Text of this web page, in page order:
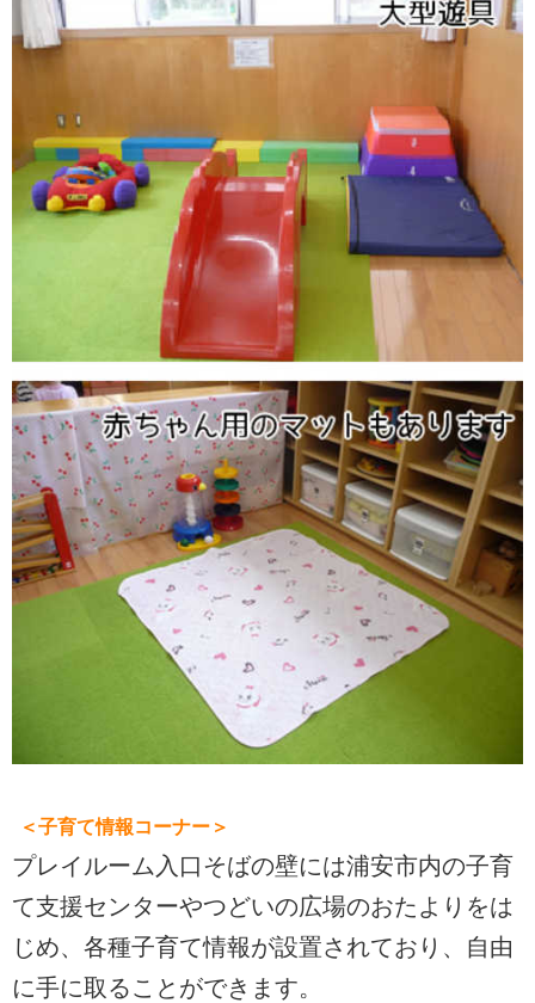
＜子育て情報コーナー＞
プレイルーム入口そばの壁には浦安市内の子育
て支援センターやつどいの広場のおたよりをは
じめ、各種子育て情報が設置されており、自由
に手に取ることができます。